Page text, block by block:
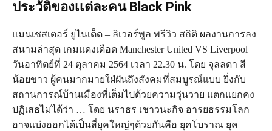
ประวัติของเเต่ละคน Black Pink
แมนเชสเตอร์ ยูไนเต็ด – ลิเวอร์พูล พรีวิว สถิติ ผลงานการลง
สนามล่าสุด เกมแดงเดือด Manchester United VS Liverpool
วันอาทิตย์ที่ 24 ตุลาคม 2564 เวลา 22.30 น. โดย จุลลดา สี
น้อยขาว ผู้คนมากมายใฝ่ฝันถึงสังคมที่สมบูรณ์แบบ ยิ่งกับ
สถานการณ์บ้านเมืองที่เต็มไปด้วยความวุ่นวาย แตกแยกคง
ปฏิเสธไม่ได้ว่า … โดย นราธร เชาวนะกิจ อารยธรรมโลก
อาจแบ่งออกได้เป็นสี่ยุคใหญ่ๆด้วยกันคือ ยุคโบราณ ยุค